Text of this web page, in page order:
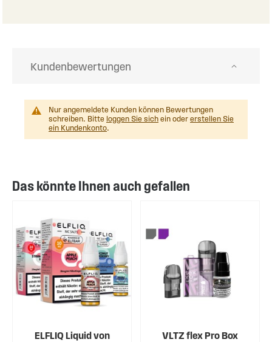
Kundenbewertungen
Nur angemeldete Kunden können Bewertungen
schreiben. Bitte loggen Sie sich ein oder erstellen Sie
ein Kundenkonto.
Das könnte Ihnen auch gefallen
ELFLIQ Liquid von
VLTZ flex Pro Box